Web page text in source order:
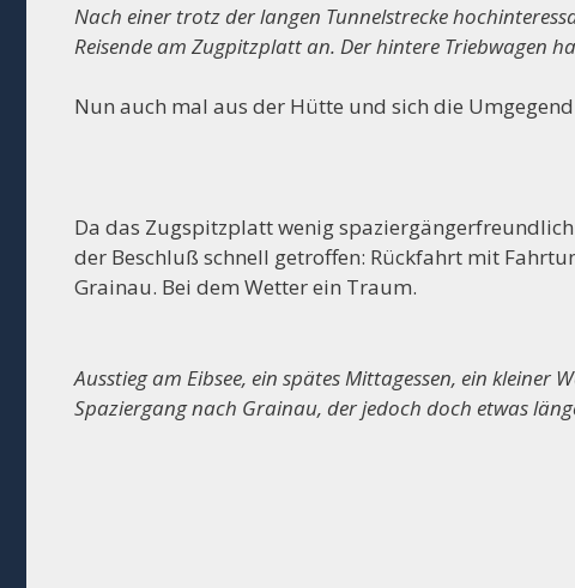
Nach einer trotz der langen Tunnelstrecke
Reisende am Zugpitzplatt an. Der hintere Triebwagen
Nun auch mal aus der Hütte und sich die
Da das Zugspitzplatt wenig
der Beschluß schnell getroffen: Rückfahrt mit
Grainau. Bei dem Wetter ein Traum.
Ausstieg am Eibsee, ein spätes Mittagessen, ein kleiner
Spaziergang nach Grainau, der jedoch doch etwas